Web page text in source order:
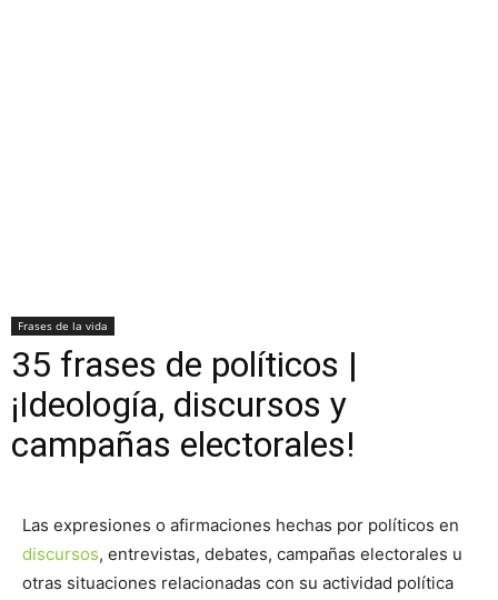
Frases de la vida
35 frases de políticos |
¡Ideología, discursos y
campañas electorales!
Las expresiones o afirmaciones hechas por políticos en
discursos, entrevistas, debates, campañas electorales u
otras situaciones relacionadas con su actividad política